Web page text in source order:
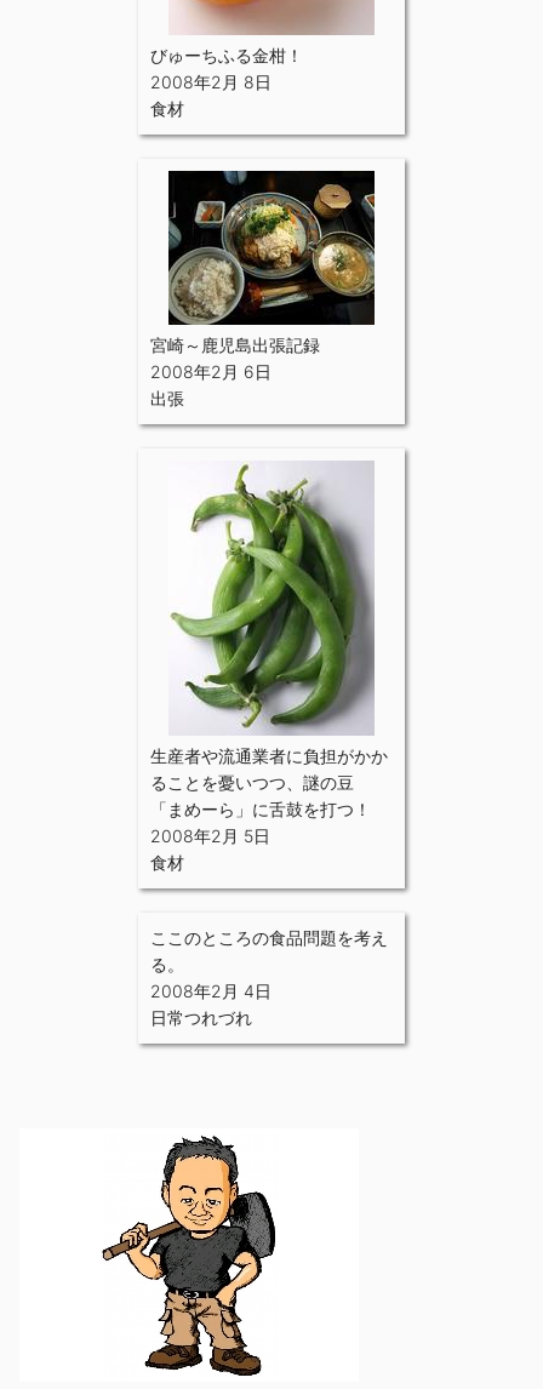
びゅーちふる金柑！
2008年2月 8日
食材
宮崎～鹿児島出張記録
2008年2月 6日
出張
生産者や流通業者に負担がかか
ることを憂いつつ、謎の豆
「まめーら」に舌鼓を打つ！
2008年2月 5日
食材
ここのところの食品問題を考え
る。
2008年2月 4日
日常つれづれ